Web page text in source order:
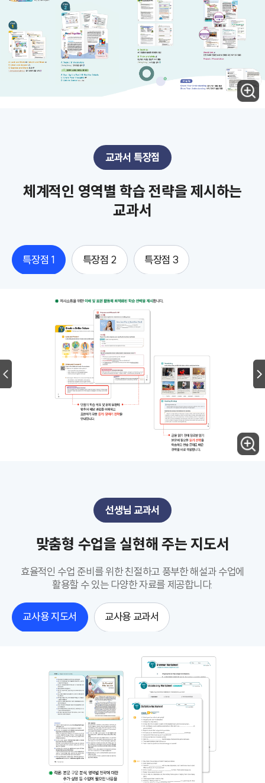
교과서 특장점
체계적인 영역별 학습 전략을 제시하는
교과서
특장점 1 특장점 2 특장점 3
선생님 교과서
맞춤형 수업을 실현해 주는 지도서
효율적인 수업 준비를 위한 친절하고 풍부한 해설과 수업에
활용할 수 있는 다양한 자료를 제공합니다.
교사용 지도서 교사용 교과서